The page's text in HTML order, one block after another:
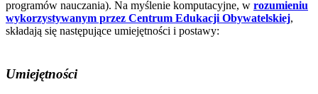
programów nauczania). Na myślenie komputacyjne, w rozumieniu
wykorzystywanym przez Centrum Edukacji Obywatelskiej,
składają się następujące umiejętności i postawy:
Umiejętności